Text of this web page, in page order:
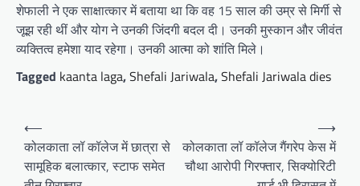
शेफाली ने एक साक्षात्कार में बताया था कि वह 15 साल की उम्र से मिर्गी से
जूझ रही थीं और योग ने उनकी जिंदगी बदल दी। उनकी मुस्कान और जीवंत
व्यक्तित्व हमेशा याद रहेगा। उनकी आत्मा को शांति मिले।
Tagged kaanta laga,Shefali Jariwala,Shefali Jariwala dies
Post
navigation
⟵
कोलकाता लॉ कॉलेज में छात्रा से
सामूहिक बलात्कार, स्टाफ समेत
कोलकाता लॉ कॉलेज गैंगरेप केस में
चौथा आरोपी गिरफ्तार, सिक्योरिटी
⟶